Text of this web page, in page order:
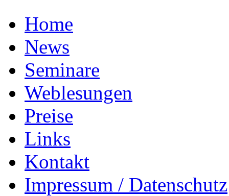
Home
News
Seminare
Weblesungen
Preise
Links
Kontakt
Impressum / Datenschutz